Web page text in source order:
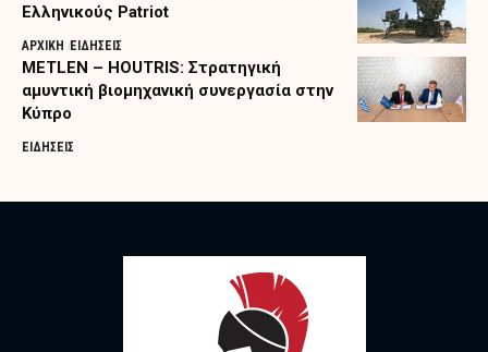
Ελληνικούς Patriot
ΑΡΧΙΚΗ ΕΙΔΗΣΕΙΣ
METLEN – HOUTRIS: Στρατηγική
αμυντική βιομηχανική συνεργασία στην
Κύπρο
ΕΙΔΗΣΕΙΣ